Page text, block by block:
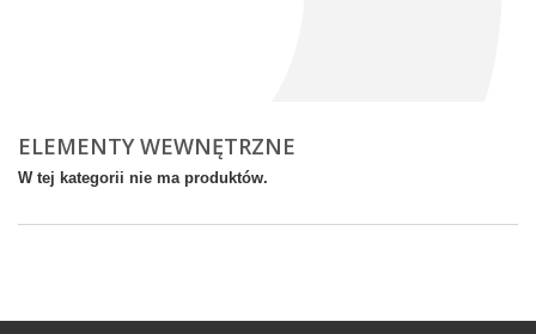
ELEMENTY WEWNĘTRZNE
W tej kategorii nie ma produktów.